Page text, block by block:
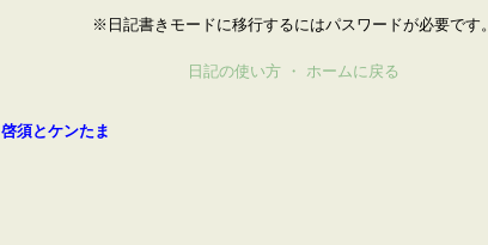
※日記書きモードに移行するにはパスワードが必要です。
日記の使い方 ・ ホームに戻る
啓須とケンたま